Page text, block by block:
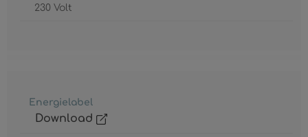
230 Volt
Energielabel
Download